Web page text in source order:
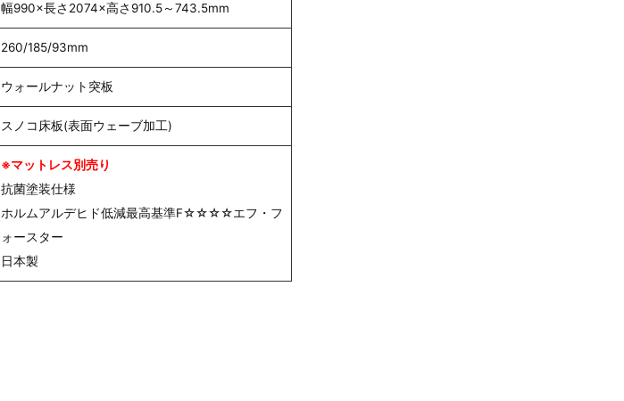
幅990×長さ2074×高さ910.5～743.5mm
260/185/93mm
ウォールナット突板
スノコ床板(表面ウェーブ加工)
※マットレス別売り
抗菌塗装仕様
ホルムアルデヒド低減最高基準F☆☆☆☆エフ・フ
ォースター
日本製